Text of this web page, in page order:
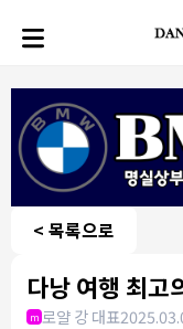
< 목록으로
다낭 여행 최고
m 로얄 강 대표